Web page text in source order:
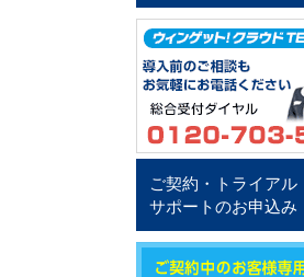
ご契約・トライアル
サポートのお申込み